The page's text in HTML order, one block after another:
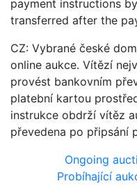
payment instructions
transferred after the
CZ: Vybrané české
online aukce. Vítězí
provést bankovním
platební kartou
instrukce obdrží vítěz
převedena po připsání
Ongoing
Probíhající